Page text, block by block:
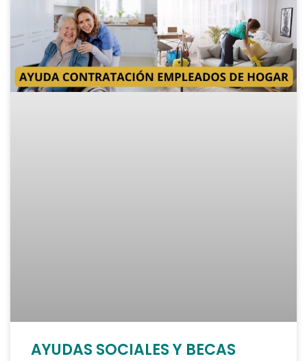
AYUDAS SOCIALES Y BECAS